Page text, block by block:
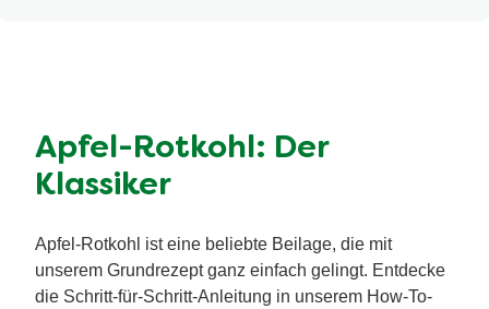
Apfel-Rotkohl: Der
Klassiker
Apfel-Rotkohl ist eine beliebte Beilage, die mit
unserem Grundrezept ganz einfach gelingt. Entdecke
die Schritt-für-Schritt-Anleitung in unserem How-To-